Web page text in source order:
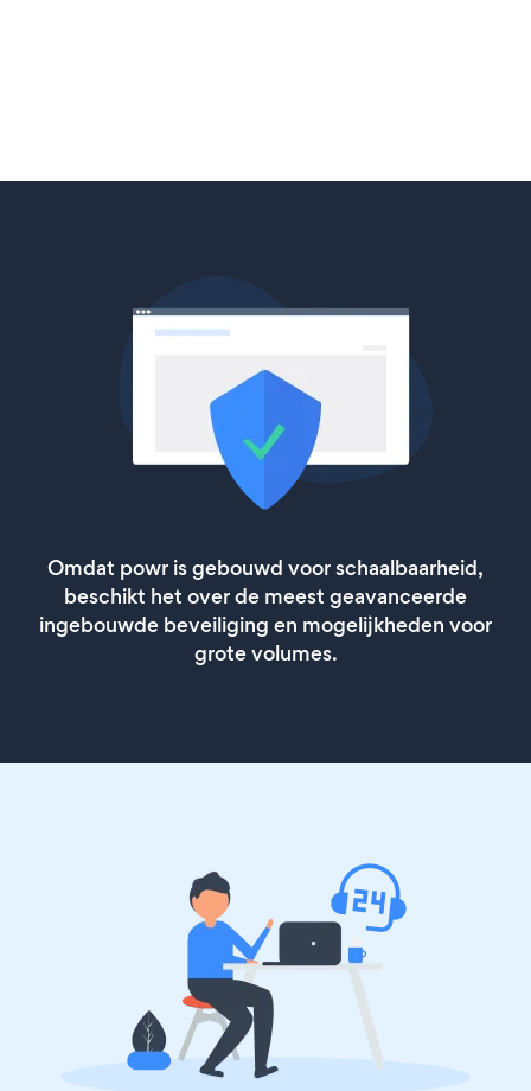
Omdat powr is gebouwd voor schaalbaarheid,
beschikt het over de meest geavanceerde
ingebouwde beveiliging en mogelijkheden voor
grote volumes.